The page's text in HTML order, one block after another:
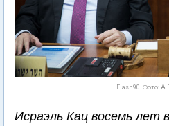
Flash90. Фото:
Исраэль Кац восемь лет